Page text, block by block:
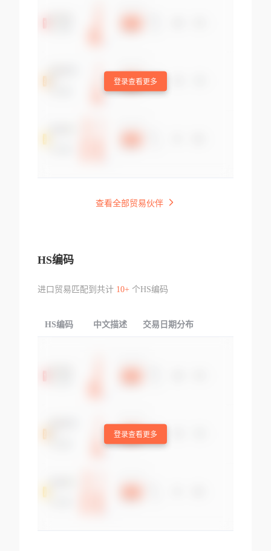
登录查看更多
查看全部贸易伙伴
HS编码
进口贸易匹配到共计 10+个HS编码
HS编码 中文描述 交易日期分布
登录查看更多